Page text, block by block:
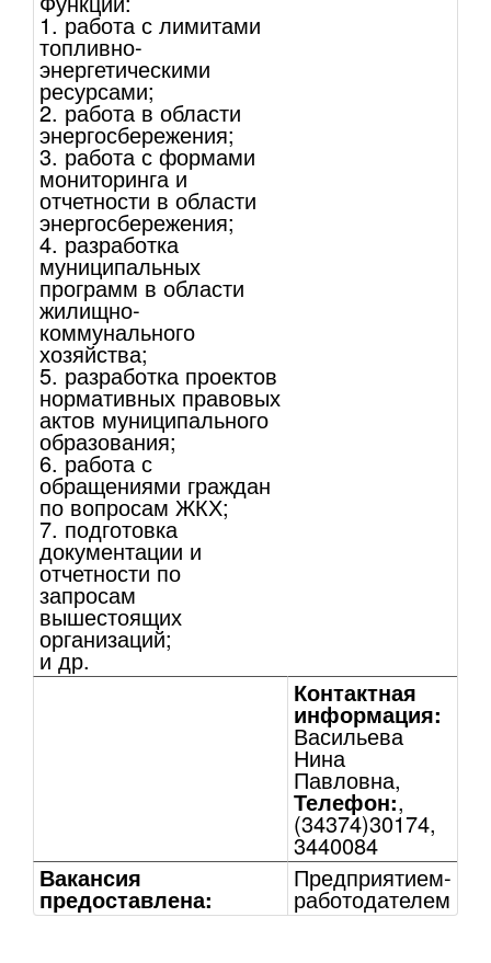
1. работа с лимитами
топливно-
энергетическими
ресурсами;
2. работа в области
энергосбережения;
3. работа с формами
мониторинга и
отчетности в области
энергосбережения;
4. разработка
муниципальных
программ в области
жилищно-
коммунального
хозяйства;
5. разработка проектов
нормативных правовых
актов муниципального
образования;
6. работа с
обращениями граждан
по вопросам ЖКХ;
7. подготовка
документации и
отчетности по
запросам
вышестоящих
организаций;
и др.
Контактная
информация:
Васильева
Нина
Павловна,
Телефон:,
(34374)30174,
3440084
Вакансия
предоставлена:
Предприятием-
работодателем